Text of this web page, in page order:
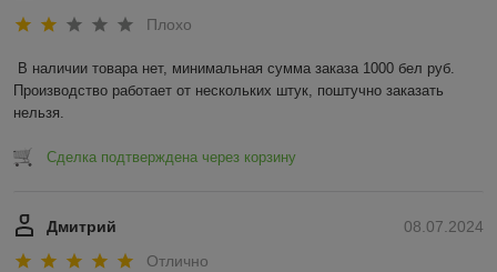
Плохо
В наличии товара нет, минимальная сумма заказа 1000 бел руб.
Производство работает от нескольких штук, поштучно заказать
нельзя.
Сделка подтверждена через корзину
08.07.2024
Дмитрий
Отлично